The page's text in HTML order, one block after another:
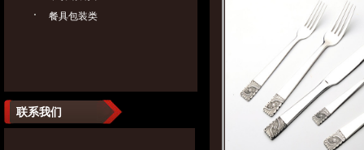
餐具包装类
联系我们